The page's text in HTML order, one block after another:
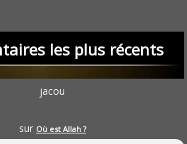
les plus récents
jacou
sur Où est Allah ?